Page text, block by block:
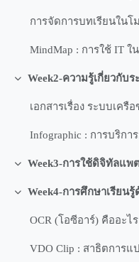
OCR (โอซีอาร์) คืออะไร